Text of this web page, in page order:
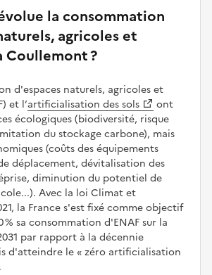
la consommation
agricoles et
Coullemont ?
d'espaces naturels, agricoles et
et l’artificialisation des sols
ont
écologiques (biodiversité, risque
du stockage carbone), mais
(coûts des équipements
déplacement, dévitalisation des
diminution du potentiel de
Avec la loi Climat et
la France s'est fixé comme objectif
% sa consommation d'ENAF sur la
par rapport à la décennie
d'atteindre le
zéro artificialisation